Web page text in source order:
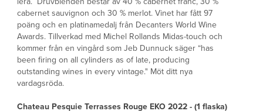
cabernet sauvignon och 30 % merlot. Vinet har fått 97
poäng och en platinamedalj från Decanters World Wine
Awards. Tillverkad med Michel Rollands Midas-touch och
kommer från en vingård som Jeb Dunnuck säger “has
been firing on all cylinders as of late, producing
outstanding wines in every vintage." Möt ditt nya
vardagsröda.
Chateau Pesquie Terrasses Rouge EKO 2022 - (1 flaska)